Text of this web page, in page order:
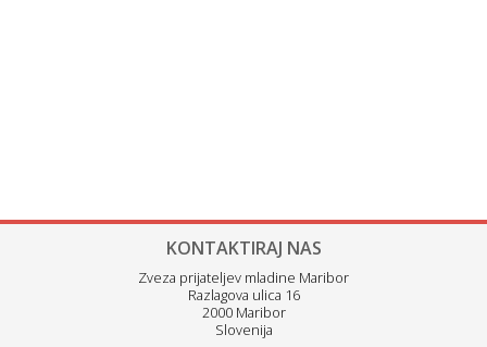
KONTAKTIRAJ NAS
Zveza prijateljev mladine Maribor
Razlagova ulica 16
2000 Maribor
Slovenija